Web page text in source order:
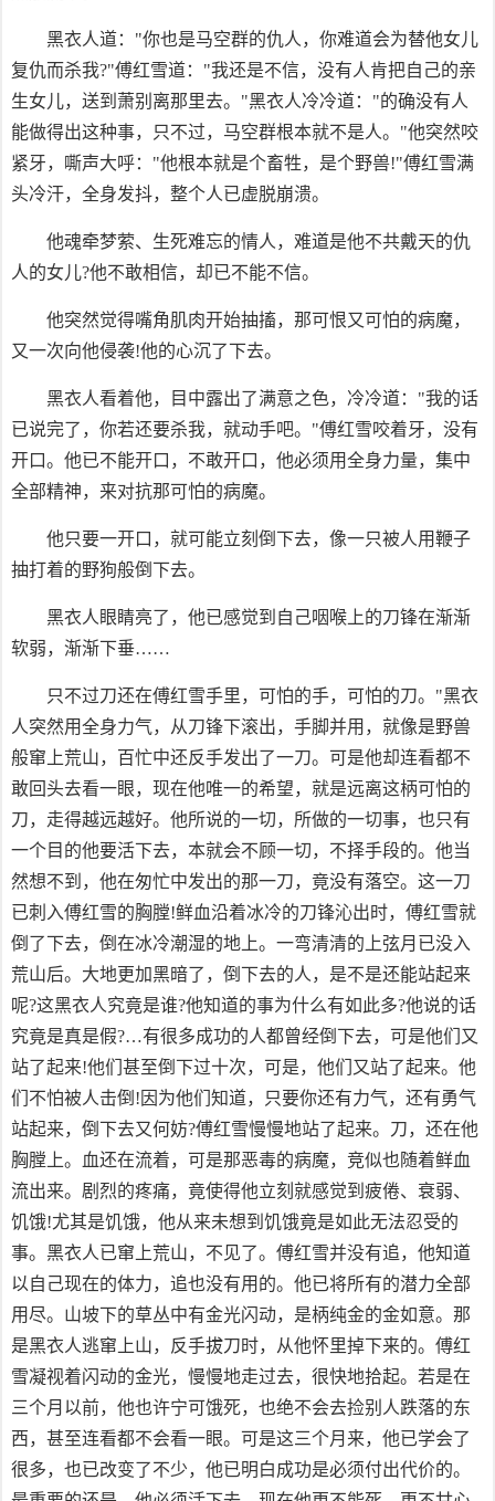
黑衣人道："你也是马空群的仇人，你难道会为替他女儿
复仇而杀我?"傅红雪道："我还是不信，没有人肯把自己的亲
生女儿，送到萧别离那里去。"黑衣人冷冷道："的确没有人
能做得出这种事，只不过，马空群根本就不是人。"他突然咬
紧牙，嘶声大呼："他根本就是个畜牲，是个野兽!"傅红雪满
头冷汗，全身发抖，整个人已虚脱崩溃。
他魂牵梦萦、生死难忘的情人，难道是他不共戴天的仇
人的女儿?他不敢相信，却已不能不信。
他突然觉得嘴角肌肉开始抽搐，那可恨又可怕的病魔，
又一次向他侵袭!他的心沉了下去。
黑衣人看着他，目中露出了满意之色，冷冷道："我的话
已说完了，你若还要杀我，就动手吧。"傅红雪咬着牙，没有
开口。他已不能开口，不敢开口，他必须用全身力量，集中
全部精神，来对抗那可怕的病魔。
他只要一开口，就可能立刻倒下去，像一只被人用鞭子
抽打着的野狗般倒下去。
黑衣人眼睛亮了，他已感觉到自己咽喉上的刀锋在渐渐
软弱，渐渐下垂……
只不过刀还在傅红雪手里，可怕的手，可怕的刀。"黑衣
人突然用全身力气，从刀锋下滚出，手脚并用，就像是野兽
般窜上荒山，百忙中还反手发出了一刀。可是他却连看都不
敢回头去看一眼，现在他唯一的希望，就是远离这柄可怕的
刀，走得越远越好。他所说的一切，所做的一切事，也只有
一个目的他要活下去，本就会不顾一切，不择手段的。他当
然想不到，他在匆忙中发出的那一刀，竟没有落空。这一刀
已刺入傅红雪的胸膛!鲜血沿着冰冷的刀锋沁出时，傅红雪就
倒了下去，倒在冰冷潮湿的地上。一弯清清的上弦月已没入
荒山后。大地更加黑暗了，倒下去的人，是不是还能站起来
呢?这黑衣人究竟是谁?他知道的事为什么有如此多?他说的话
究竟是真是假?…有很多成功的人都曾经倒下去，可是他们又
站了起来!他们甚至倒下过十次，可是，他们又站了起来。他
们不怕被人击倒!因为他们知道，只要你还有力气，还有勇气
站起来，倒下去又何妨?傅红雪慢慢地站了起来。刀，还在他
胸膛上。血还在流着，可是那恶毒的病魔，竞似也随着鲜血
流出来。剧烈的疼痛，竟使得他立刻就感觉到疲倦、衰弱、
饥饿!尤其是饥饿，他从来未想到饥饿竟是如此无法忍受的
事。黑衣人已窜上荒山，不见了。傅红雪并没有追，他知道
以自己现在的体力，追也没有用的。他已将所有的潜力全部
用尽。山坡下的草丛中有金光闪动，是柄纯金的金如意。那
是黑衣人逃窜上山，反手拔刀时，从他怀里掉下来的。傅红
雪凝视着闪动的金光，慢慢地走过去，很快地拾起。若是在
三个月以前，他也许宁可饿死，也绝不会去捡别人跌落的东
西，甚至连看都不会看一眼。可是这三个月来，他已学会了
很多，也已改变了不少，他已明白成功是必须付出代价的。